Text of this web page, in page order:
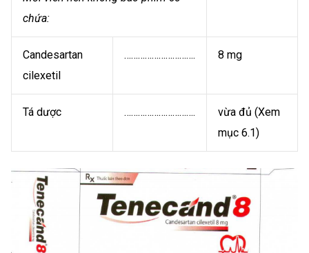
chứa:
Candesartan
cilexetil
…………………………. 8 mg
Tá dược ………………………….
vừa đủ (Xem
mục 6.1)